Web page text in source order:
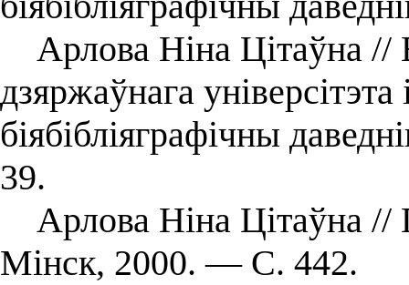
Арлова Ніна Цітаўна //
дзяржаўнага
біябібліяграфічны
39.
Арлова Ніна Цітаўна //
Мінск, 2000. — С. 442.